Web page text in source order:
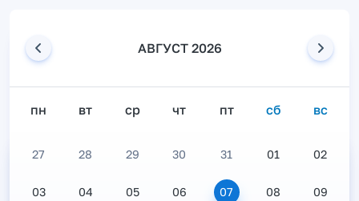
АВГУСТ 2026
пн вт ср чт пт сб вс
27 28 29 30 31 01 02
03 04 05 06 07 08 09